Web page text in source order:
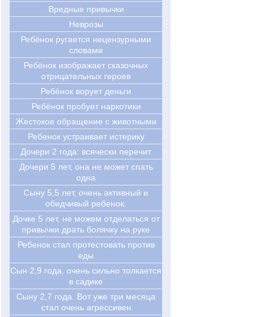
Вредные привычки
Неврозы
Ребёнок ругается нецензурными
словами
Ребёнок изображает сказочных
отрицательных героев
Ребёнок ворует деньги
Ребёнок пробует наркотики
Жестокое обращение с животными
Ребенок устраивает истерику
Дочери 2 года: всячески перечит
Дочери 5 лет, она не может спать
одна
Сыну 5,5 лет, очень активный и
обидчивый ребенок.
Дочке 5 лет, не можем отделаться от
привычки драть болячку на руке
Ребенок стал протестовать против
еды
Cын 2,9 года, очень сильно толкается
в садике
Cыну 2,7 года. Вот уже три месяца
стал очень агрессивен